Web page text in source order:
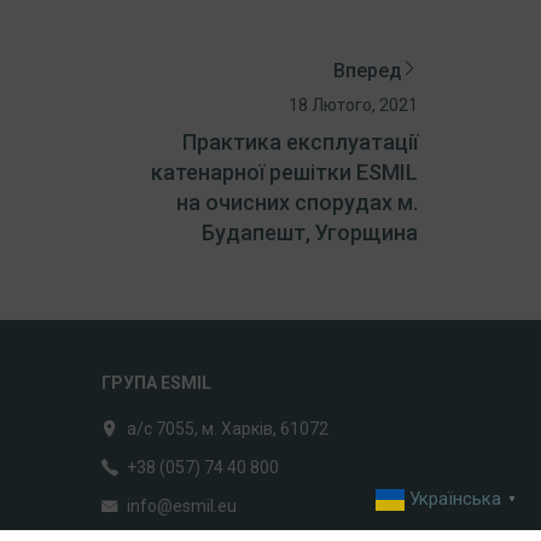
Вперед
18 Лютого, 2021
Практика експлуатації
катенарної решітки ESMIL
на очисних спорудах м.
Будапешт, Угорщина
ГРУПА ESMIL
а/с 7055, м. Харків, 61072
+38 (057) 74 40 800
info@esmil.eu
Українська ▼